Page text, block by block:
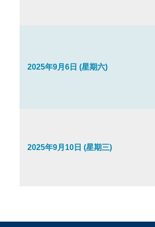
2025年9月6日 (星期六)
2025年9月10日(星期三)